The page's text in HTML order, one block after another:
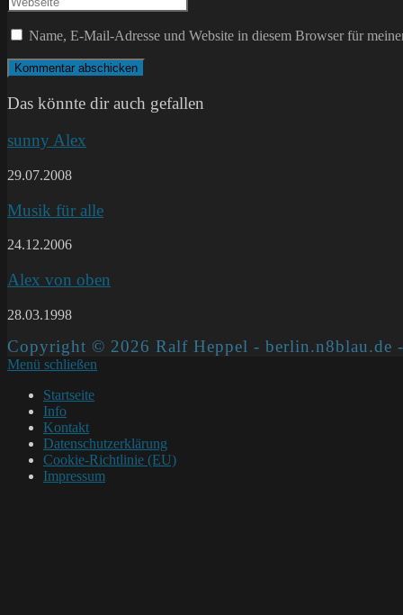
oder
Benutzernamen
zum
Kommentieren
ein
E-
Mail-
Adresse
zum
Kommentieren
ein
deine
Website-
ein
(optional)
Name, E-Mail-Adresse und Website in diesem Browser für
Das könnte dir auch gefallen
sunny Alex
29.07.2008
Musik für alle
24.12.2006
Alex von oben
28.03.1998
Copyright © 2026 Ralf Heppel - berlin.n8blau.de
Menü schließen
Startseite
Info
Kontakt
Datenschutzerklärung
Cookie-Richtlinie (EU)
Impressum